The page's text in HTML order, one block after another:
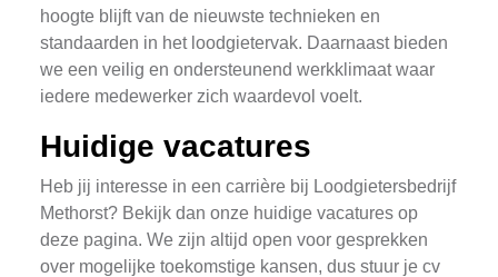
hoogte blijft van de nieuwste technieken en
standaarden in het loodgietervak. Daarnaast bieden
we een veilig en ondersteunend werkklimaat waar
iedere medewerker zich waardevol voelt.
Huidige vacatures
Heb jij interesse in een carrière bij Loodgietersbedrijf
Methorst? Bekijk dan onze huidige vacatures op
deze pagina. We zijn altijd open voor gesprekken
over mogelijke toekomstige kansen, dus stuur je cv